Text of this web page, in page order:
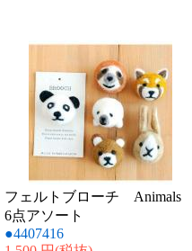
フェルトブローチ Animals
6点アソート
●4407416